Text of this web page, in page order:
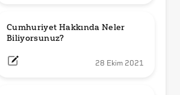
Cumhuriyet Hakkında Neler
Biliyorsunuz?
28 Ekim 2021